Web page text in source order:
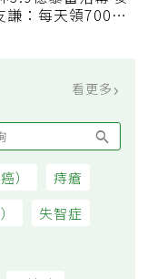
3.9億暴富落幕 麥